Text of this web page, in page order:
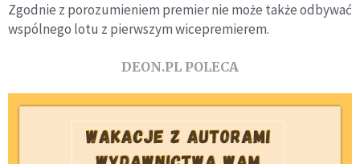
Zgodnie z porozumieniem premier nie może także odbywać
wspólnego lotu z pierwszym wicepremierem.
DEON.PL POLECA